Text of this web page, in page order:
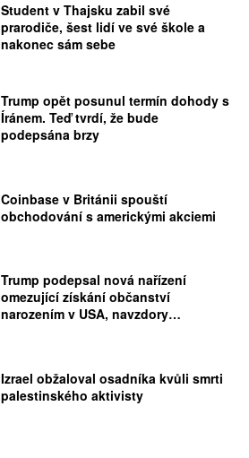
Student v Thajsku zabil své
prarodiče, šest lidí ve své škole a
nakonec sám sebe
Trump opět posunul termín dohody s
Íránem. Teď tvrdí, že bude
podepsána brzy
Coinbase v Británii spouští
obchodování s americkými akciemi
Trump podepsal nová nařízení
omezující získání občanství
narozením v USA, navzdory
Izrael obžaloval osadníka kvůli smrti
palestinského aktivisty